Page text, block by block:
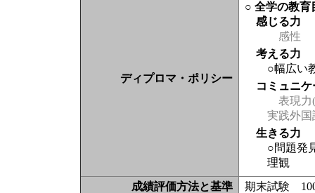
ディプロマ・ポリシー
○ 全学の教育
感じる力
感性
考える力
○幅広い
コミュニ
表現力(
実践外国
生きる力
○問題発
理観
成績評価方法と基準
期末試験